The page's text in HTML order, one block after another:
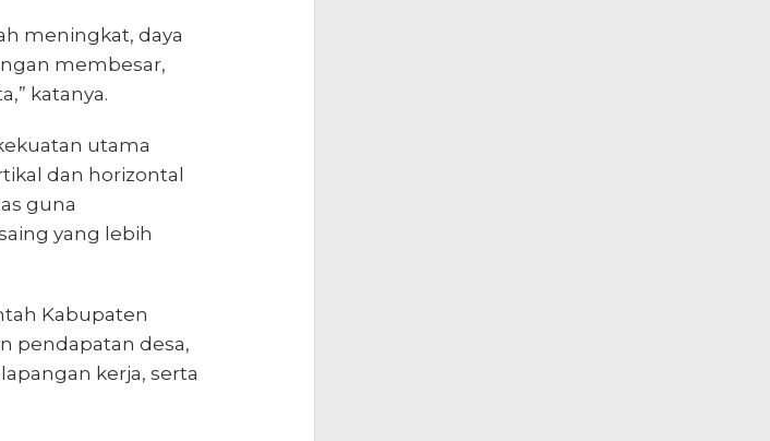
meningkat, daya
membesar,
katanya.
utama
dan horizontal
guna
yang lebih
Kabupaten
pendapatan desa,
kerja, serta